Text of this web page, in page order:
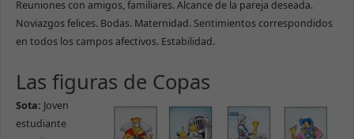
Reuniones con amigos, familiares. Alcance de la pareja deseada.
Noviazgos felices. Bodas. Maternidad. Sentimientos correspondidos
en todos los campos afectivos. Estabilidad.
Las figuras de Copas
Sota: Joven
estudiante